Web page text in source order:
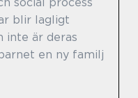
blir lagligt
inte är deras
en ny familj